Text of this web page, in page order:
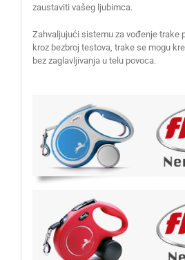
zaustaviti vašeg ljubimca.
Zahvaljujući sistemu za vođenje trake
kroz bezbroj testova, trake se mogu
bez zaglavljivanja u telu povoca.